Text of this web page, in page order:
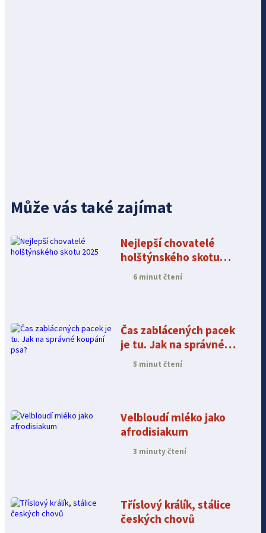
Může vás také zajímat
Nejlepší chovatelé
holštýnského skotu
20256 minut čtení
Čas zablácených pacek
je tu. Jak na správné
koupání psa?
5 minut čtení
Velbloudí mléko jako
afrodisiakum
3 minuty čtení
Tříslový králík, stálice
českých chovů